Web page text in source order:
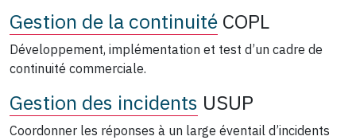
Gestion de la continuité COPL
Développement, implémentation et test d’un cadre de
continuité commerciale.
Gestion des incidents USUP
Coordonner les réponses à un large éventail d’incidents